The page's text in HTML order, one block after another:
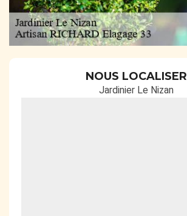
NOUS LOCALISER
Jardinier Le Nizan